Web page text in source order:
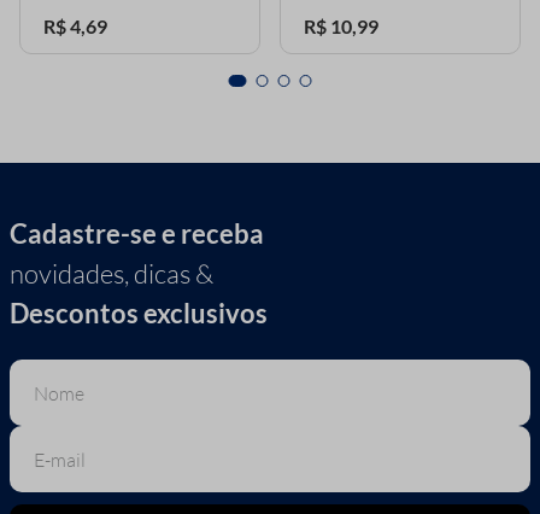
R$4,69 R$ 10,99
Cadastre-se e receba
novidades, dicas &
Descontos exclusivos